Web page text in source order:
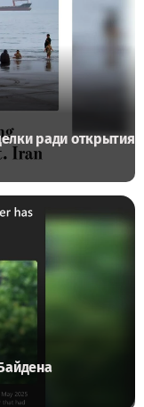
ради открытия